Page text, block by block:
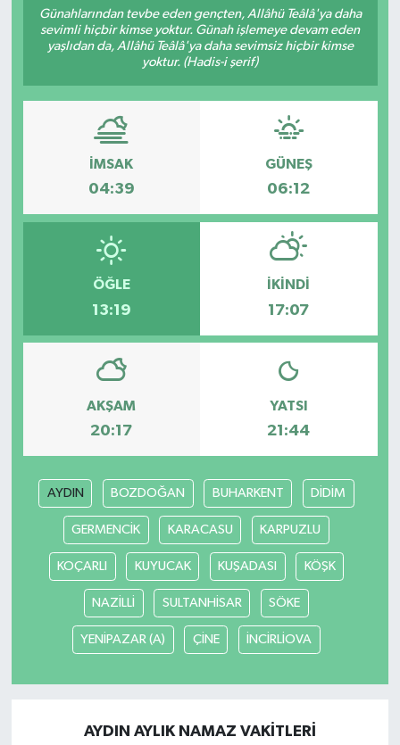
Günahlarından tevbe eden gençten, Allâhü Teâlâ'ya daha
sevimli hiçbir kimse yoktur. Günah işlemeye devam eden
yaşlıdan da, Allâhü Teâlâ'ya daha sevimsiz hiçbir kimse
yoktur. (Hadis-i şerif)
İMSAK
04:39
GÜNEŞ
06:12
ÖĞLE
13:19
İKINDI
17:07
AKŞAM
20:17
YATSI
21:44
AYDIN BOZDOĞAN BUHARKENT DİDİM
GERMENCİK KARACASU KARPUZLU
KOÇARLI KUYUCAK KUŞADASI KÖŞK
NAZİLLİ SULTANHİSAR SÖKE
YENİPAZAR (A) ÇİNE İNCİRLİOVA
AYDIN AYLIK NAMAZ VAKITLERI
RESMİ İLANLAR